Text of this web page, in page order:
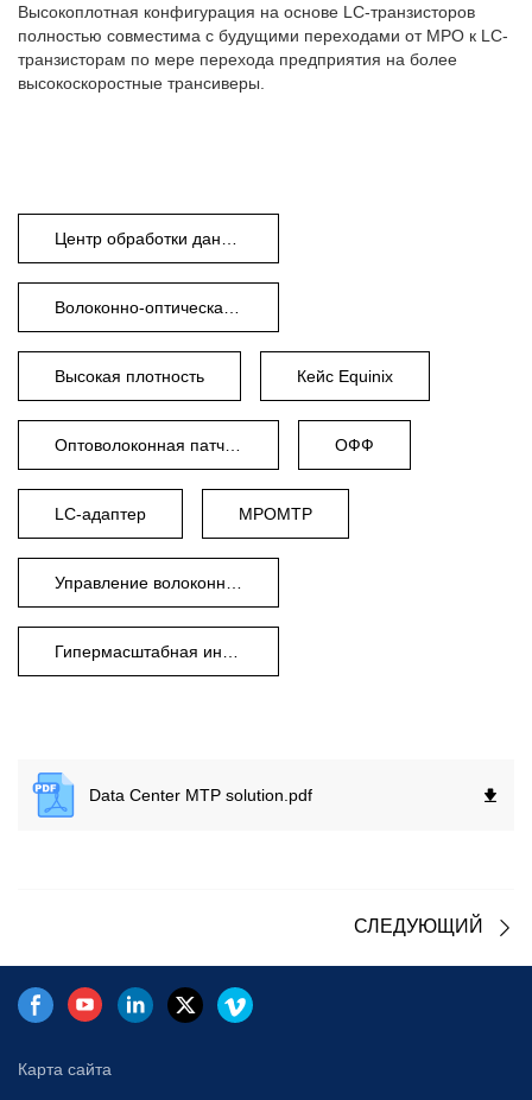
Высокоплотная конфигурация на основе LC-транзисторов
полностью совместима с будущими переходами от MPO к LC-
транзисторам по мере перехода предприятия на более
высокоскоростные трансиверы.
Высокая плотность Кейс Equinix
ОФФ
LC-адаптер MPOMTP
Data Center MTP solution. pdf
СЛЕДУЮЩИЙ
Карта сайта